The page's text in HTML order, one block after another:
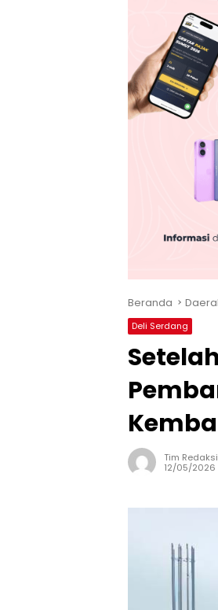
Beranda
Deli Serdang
Tim Redaksi
12/05/2026